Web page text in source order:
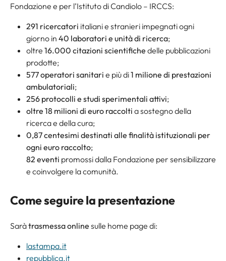
Fondazione e per l’Istituto di Candiolo – IRCCS:
291 ricercatori italiani e stranieri impegnati ogni
giorno in 40 laboratori e unità di ricerca;
oltre 16.000 citazioni scientifiche delle pubblicazioni
prodotte;
577 operatori sanitari e più di1 milione di prestazioni
ambulatoriali;
256 protocolli e studi sperimentali attivi;
oltre 18 milioni di euro raccolti a sostegno della
ricerca e della cura;
0,87 centesimi destinati alle finalità istituzionali per
ogni euro raccolto;
82 eventi promossi dalla Fondazione per sensibilizzare
e coinvolgere la comunità.
Come seguire la presentazione
Saràtrasmessa online sulle home page di:
lastampa.it
repubblica.it